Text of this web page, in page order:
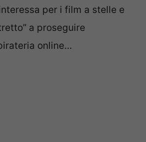
per i film a stelle e
a proseguire
online…